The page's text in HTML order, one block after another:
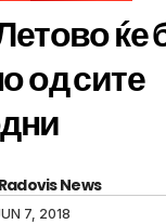
ќе
од сите
Radovis News
7, 2018